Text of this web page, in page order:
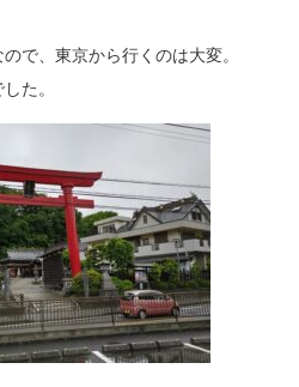
で、東京から行くのは大変。
た。